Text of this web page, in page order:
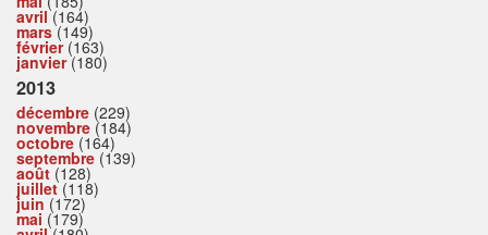
avril(164)
mars(149)
février(163)
janvier(180)
2013
décembre (229)
novembre (184)
octobre (164)
septembre (139)
août (128)
juillet(118)
juin (172)
mai (179)